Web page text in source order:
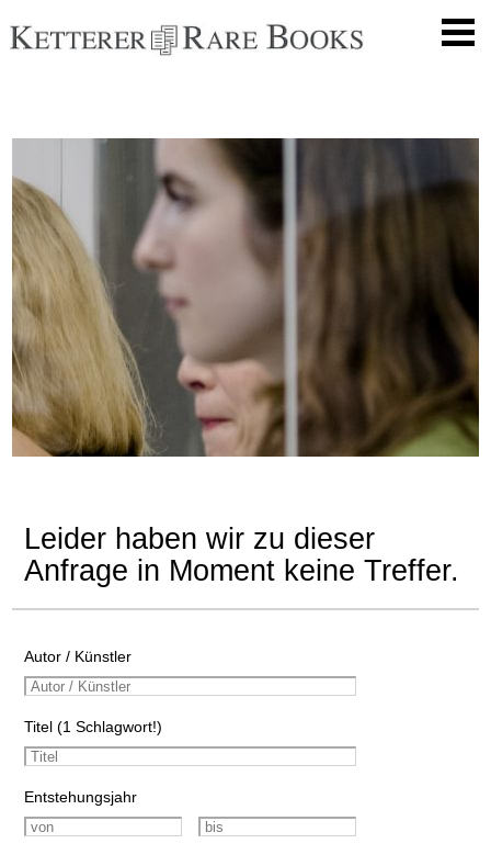
Leider haben wir zu dieser
Anfrage in Moment keine Treffer.
Autor / Künstler
Titel (1 Schlagwort!)
Entstehungsjahr